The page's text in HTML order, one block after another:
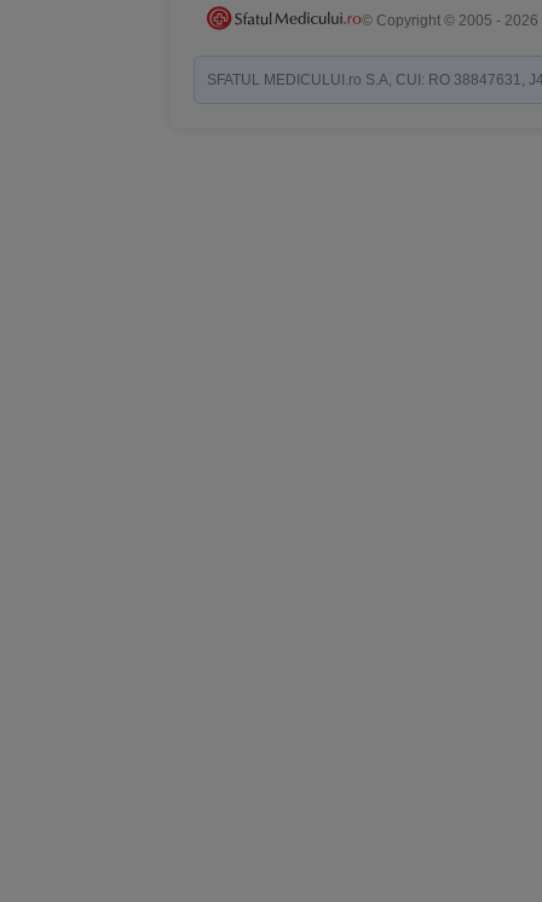
© Copyright © 2005 - 2026
SFATUL MEDICULUI.ro S.A, CUI: RO 38847631,